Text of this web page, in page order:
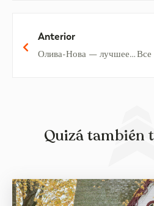
Anterior
Олива-Нова — лучшее место для майских выходных
Quizá también